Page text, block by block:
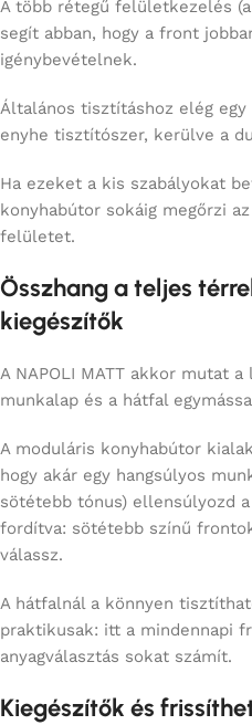
A több rétegű felületkezelés
segít abban, hogy a front
igénybevételnek.
Általános tisztításhoz elég
enyhe tisztítószer, kerülve a
Ha ezeket a kis szabályokat
konyhabútor sokáig megőrzi
felületet.
Összhang a teljes
kiegészítők
A NAPOLI MATT akkor mutat
munkalap és a hátfal
A moduláris konyhabútor
hogy akár egy hangsúlyos
sötétebb tónus) ellensúlyozd
fordítva: sötétebb színű
válassz.
A hátfalnál a könnyen
praktikusak: itt a mindennapi
anyagválasztás sokat számít.
Kiegészítők és